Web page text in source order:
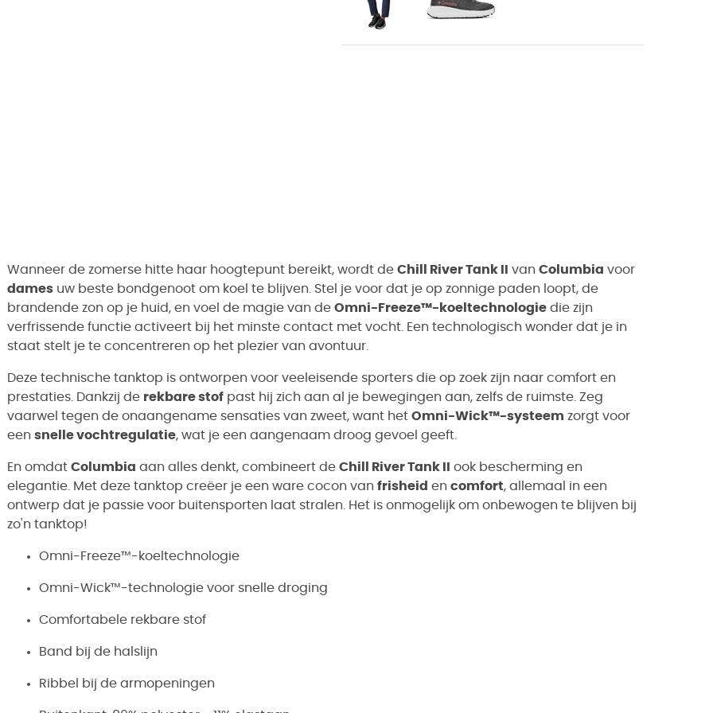
Wanneer de zomerse hitte haar hoogtepunt bereikt, wordt de Chill River Tank II van Columbia voor
dames uw beste bondgenoot om koel te blijven. Stel je voor dat je op zonnige paden loopt, de
brandende zon op je huid, en voel de magie van de Omni-Freeze™-koeltechnologie die zijn
verfrissende functie activeert bij het minste contact met vocht. Een technologisch wonder dat je in
staat stelt je te concentreren op het plezier van avontuur.
Deze technische tanktop is ontworpen voor veeleisende sporters die op zoek zijn naar comfort en
prestaties. Dankzij de rekbare stof past hij zich aan al je bewegingen aan, zelfs de ruimste. Zeg
vaarwel tegen de onaangename sensaties van zweet, want het Omni-Wick™-systeem zorgt voor
een snelle vochtregulatie, wat je een aangenaam droog gevoel geeft.
En omdat Columbia aan alles denkt, combineert de Chill River Tank II
ook bescherming en
elegantie. Met deze tanktop creëer je een ware cocon van frisheid en comfort, allemaal in een
ontwerp dat je passie voor buitensporten laat stralen. Het is onmogelijk om onbewogen te blijven bij
zo'n tanktop!
Omni-Freeze™-koeltechnologie
Omni-Wick™-technologie voor snelle droging
Comfortabele rekbare stof
Band bij de halslijn
Ribbel bij de armopeningen